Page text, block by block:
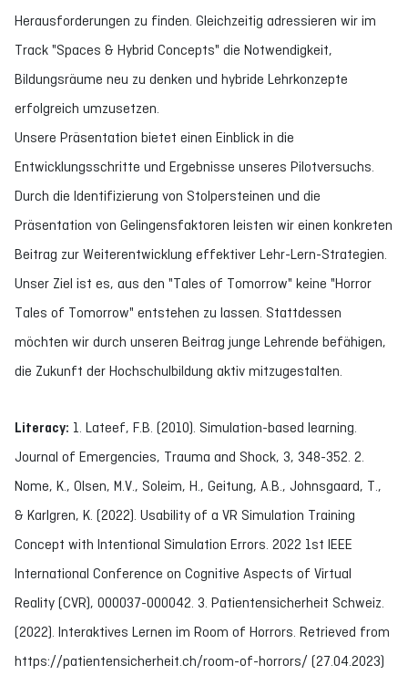
Herausforderungen zu finden. Gleichzeitig adressieren wir im
Track "Spaces & Hybrid Concepts" die Notwendigkeit,
Bildungsräume neu zu denken und hybride Lehrkonzepte
erfolgreich umzusetzen.
Unsere Präsentation bietet einen Einblick in die
Entwicklungsschritte und Ergebnisse unseres Pilotversuchs.
Durch die Identifizierung von Stolpersteinen und die
Präsentation von Gelingensfaktoren leisten wir einen konkreten
Beitrag zur Weiterentwicklung effektiver Lehr-Lern-Strategien.
Unser Ziel ist es, aus den "Tales of Tomorrow" keine "Horror
Tales of Tomorrow" entstehen zu lassen. Stattdessen
möchten wir durch unseren Beitrag junge Lehrende befähigen,
die Zukunft der Hochschulbildung aktiv mitzugestalten.
Literacy: 1. Lateef, F.B. (2010). Simulation-based learning.
Journal of Emergencies, Trauma and Shock, 3, 348-352. 2.
Nome, K., Olsen, M.V., Soleim, H., Geitung, A.B., Johnsgaard, T.,
& Karlgren, K. (2022). Usability of a VR Simulation Training
Concept with Intentional Simulation Errors. 2022 1st IEEE
International Conference on Cognitive Aspects of Virtual
Reality (CVR), 000037-000042. 3. Patientensicherheit Schweiz.
(2022). Interaktives Lernen im Room of Horrors. Retrieved from
https://patientensicherheit.ch/room-of-horrors/ (27.04.2023)